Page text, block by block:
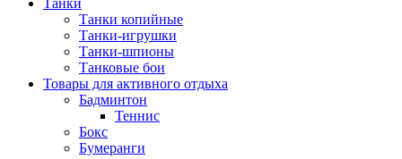
Танки
Танки копийные
Танки-игрушки
Танки-шпионы
Танковые бои
Товары для активного отдыха
Бадминтон
Теннис
Бокс
Бумеранги